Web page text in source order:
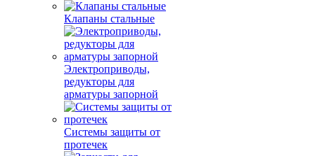
Клапаны стальные
Электроприводы,
редукторы для
арматуры запорной
Системы защиты от
протечек